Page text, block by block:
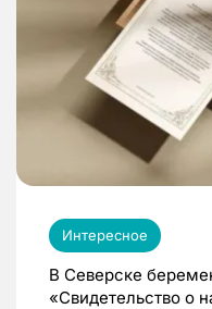
Интересное
В Северске
«Свидетельство о